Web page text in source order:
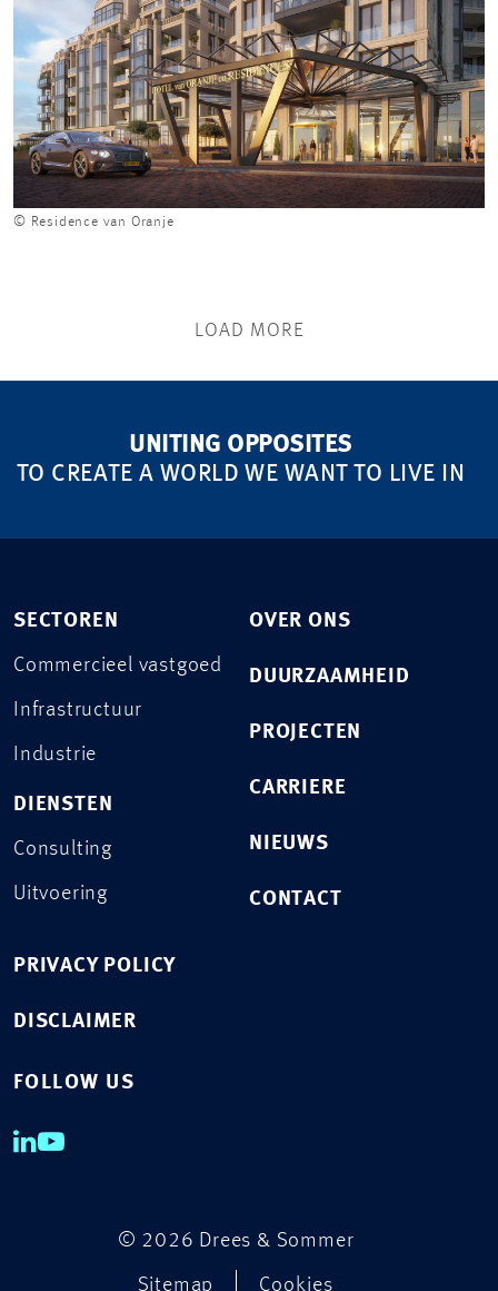
© Residence van Oranje
LOAD MORE
UNITING OPPOSITES
TO CREATE A WORLD WE WANT TO LIVE IN
SECTOREN
Commercieel vastgoed
Infrastructuur
Industrie
DIENSTEN
Consulting
Uitvoering
OVER ONS
DUURZAAMHEID
PROJECTEN
CARRIERE
NIEUWS
CONTACT
PRIVACY POLICY
DISCLAIMER
FOLLOW US
© 2026 Drees & Sommer
Sitemap Cookies